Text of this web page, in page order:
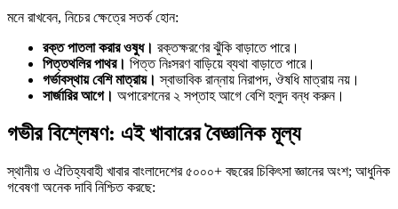
মনে রাখবেন, নিচের ক্ষেত্রে সতর্ক হোন:
রক্ত পাতলা করার ওষুধ। রক্তক্ষরণের ঝুঁকি বাড়াতে পারে।
পিত্তথলির পাথর। পিত্ত নিঃসরণ বাড়িয়ে ব্যথা বাড়াতে পারে।
গর্ভাবস্থায় বেশি মাত্রায়। স্বাভাবিক রান্নায় নিরাপদ, ঔষধি মাত্রায় নয়।
সার্জারির আগে। অপারেশনের ২ সপ্তাহ আগে বেশি হলুদ বন্ধ করুন।
গভীর বিশ্লেষণ: এই খাবারের বৈজ্ঞানিক মূল্য
স্থানীয় ও ঐতিহ্যবাহী খাবার বাংলাদেশের ৫০০০+ বছরের চিকিৎসা জ্ঞানের অংশ; আধুনিক
গবেষণা অনেক দাবি নিশ্চিত করছে: